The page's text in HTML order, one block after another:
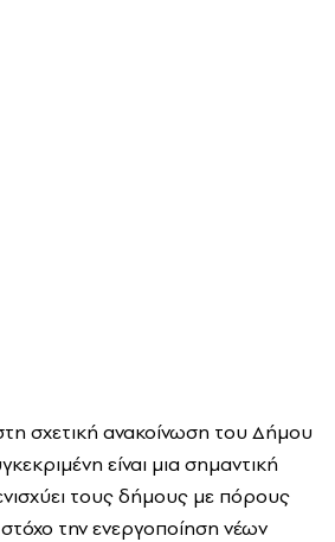
σχετική ανακοίνωση του Δήμου
είναι μια σημαντική
τους δήμους με πόρους
την ενεργοποίηση νέων